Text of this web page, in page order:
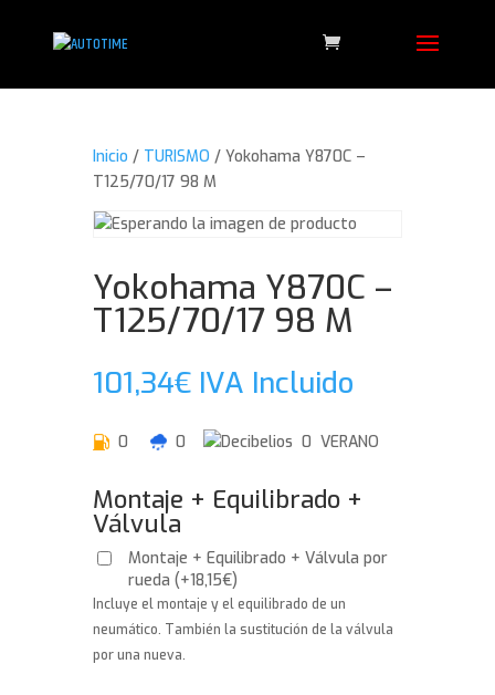
Inicio / TURISMO / Yokohama Y870C –
T125/70/17 98 M
Yokohama Y870C –
T125/70/17 98 M
101,34€ IVA Incluido
0 0 0 VERANO
Montaje + Equilibrado +
Válvula
Montaje + Equilibrado + Válvula por
rueda(+18,15€)
Incluye el montaje y el equilibrado de un
neumático. También la sustitución de la válvula
por una nueva.